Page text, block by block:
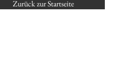
Zurück zur Startseite